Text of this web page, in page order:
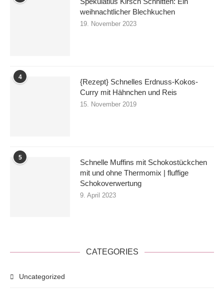
weihnachtlicher Blechkuchen
19. November 2023
4
{Rezept} Schnelles Erdnuss-Kokos-
Curry mit Hähnchen und Reis
15. November 2019
5
Schnelle Muffins mit Schokostückchen
mit und ohne Thermomix | fluffige
Schokoverwertung
9. April 2023
CATEGORIES
Uncategorized